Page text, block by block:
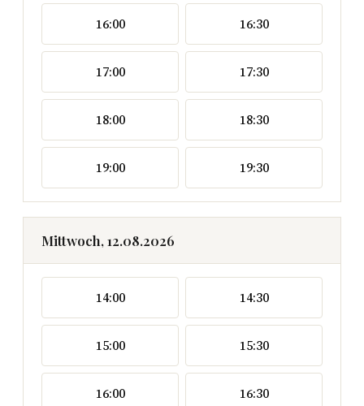
16:00 16:30
17:00 17:30
18:00 18:30
19:00 19:30
Mittwoch, 12.08.2026
14:00 14:30
15:00 15:30
16:00 16:30